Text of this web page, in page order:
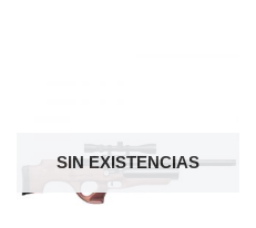
SIN EXISTENCIAS